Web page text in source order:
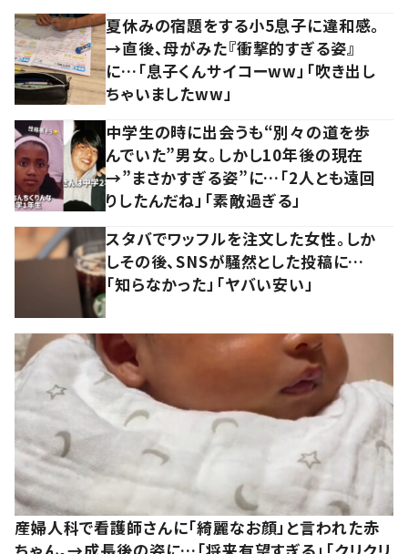
夏休みの宿題をする小5息子に違和感。
→直後、母がみた『衝撃的すぎる姿』
に…「息子くんサイコーww」「吹き出し
ちゃいましたww」
中学生の時に出会うも“別々の道を歩
んでいた”男女。しかし10年後の現在
→”まさかすぎる姿”に…「2人とも遠回
りしたんだね」「素敵過ぎる」
スタバでワッフルを注文した女性。しか
しその後、SNSが騒然とした投稿に…
「知らなかった」「ヤバい安い」
産婦人科で看護師さんに「綺麗なお顔」と言われた赤